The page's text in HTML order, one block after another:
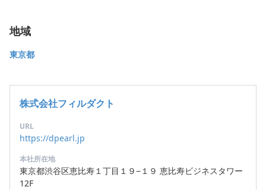
地域
東京都
株式会社フィルダクト
URL
https://dpearl.jp
本社所在地
東京都渋谷区恵比寿１丁目１９−１９ 恵比寿ビジネスタワー
12F